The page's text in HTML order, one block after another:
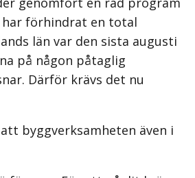
har förhindrat en total
län var den sista augusti
på någon påtaglig
Därför krävs det nu
byggverksamheten även i